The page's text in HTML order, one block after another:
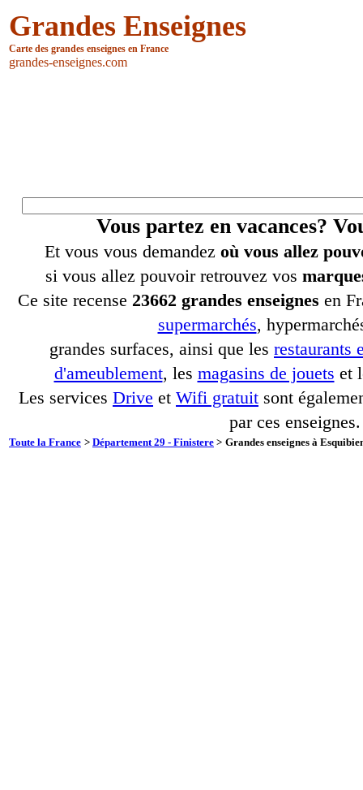
Grandes Enseignes
Carte des grandes enseignes en France
grandes-enseignes.com
Vous partez en vacances?
Et vous vous demandez où vous allez
si vous allez pouvoir retrouvez vos
Ce site recense 23662 grandes enseignes en
supermarchés,
grandes surfaces, ainsi que les restaurants
d'ameublement, les magasins de jouets et
Les services Drive et Wifi gratuit sont
par ces enseignes.
Toute la France > Département 29 - Finistere > Grandes enseignes à